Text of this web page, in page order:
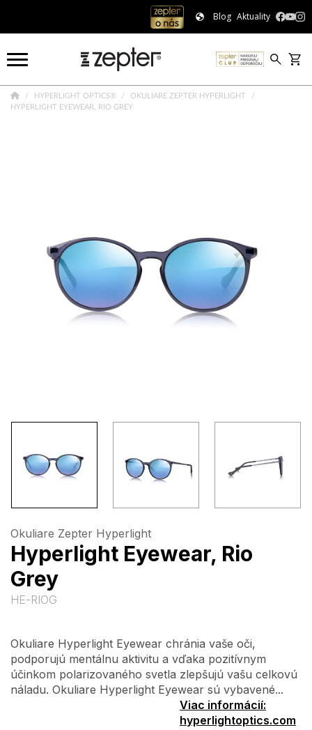
Blog Aktuality
HYPERLIGHT OPTICS®
OKULIARE ZEPTER HYPERLIGHT
HYPERLIGHT EYEWEAR, RIO GREY
Okuliare Zepter Hyperlight
Hyperlight Eyewear, Rio
Grey
HE-RIOG
Okuliare Hyperlight Eyewear chránia vaše oči,
podporujú mentálnu aktivitu a vďaka pozitívnym
účinkom polarizovaného svetla zlepšujú vašu celkovú
náladu. Okuliare Hyperlight Eyewear sú vybavené...
Viac informácií:
hyperlightoptics.com